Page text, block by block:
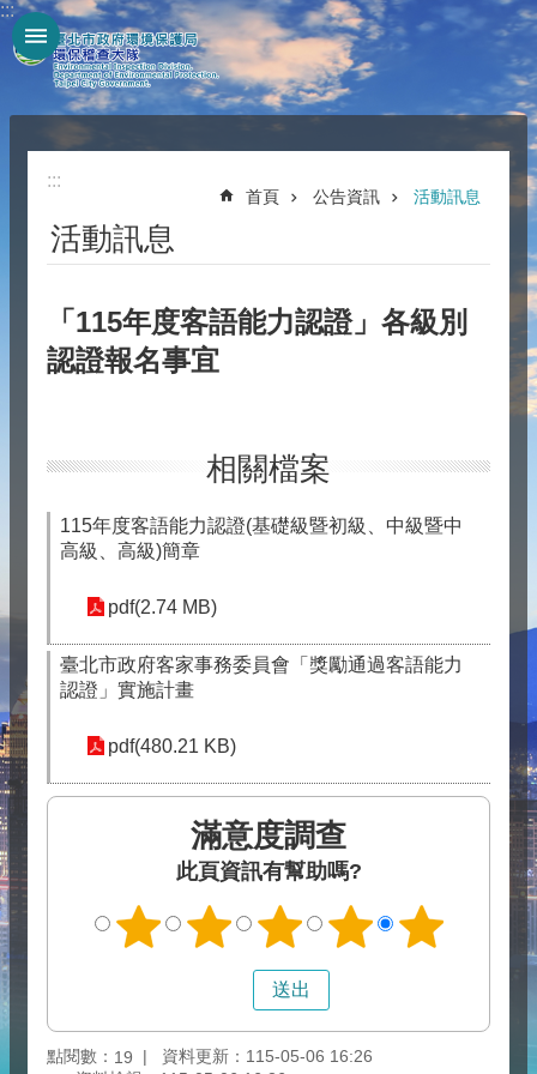
跳到主要內容區塊
:::
:::
首頁 公告資訊 活動訊息
活動訊息
「115年度客語能力認證」各級別
認證報名事宜
相關檔案
115年度客語能力認證(基礎級暨初級、中級暨中
高級、高級)簡章
pdf(2.74 MB)
臺北市政府客家事務委員會「獎勵通過客語能力
認證」實施計畫
pdf(480.21 KB)
滿意度調查
此頁資訊有幫助嗎?
點閱數： 19
資料更新：115-05-06 16:26